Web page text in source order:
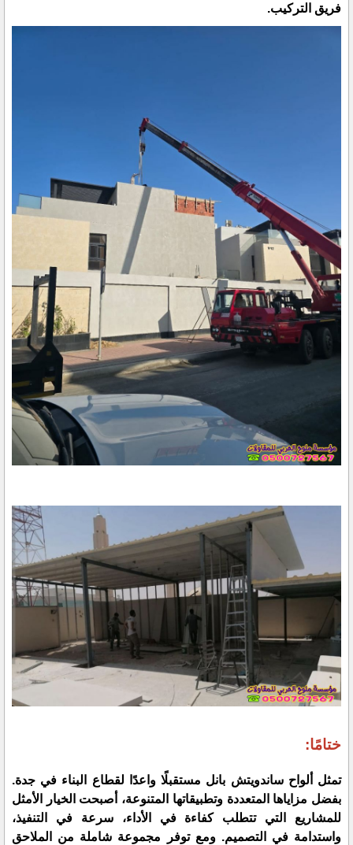
فريق التركيب.
ختامًا:
تمثل ألواح ساندويتش بانل مستقبلًا واعدًا لقطاع البناء في جدة.
بفضل مزاياها المتعددة وتطبيقاتها المتنوعة، أصبحت الخيار الأمثل
للمشاريع التي تتطلب كفاءة في الأداء، سرعة في التنفيذ،
واستدامة في التصميم. ومع توفر مجموعة شاملة من الملاحق